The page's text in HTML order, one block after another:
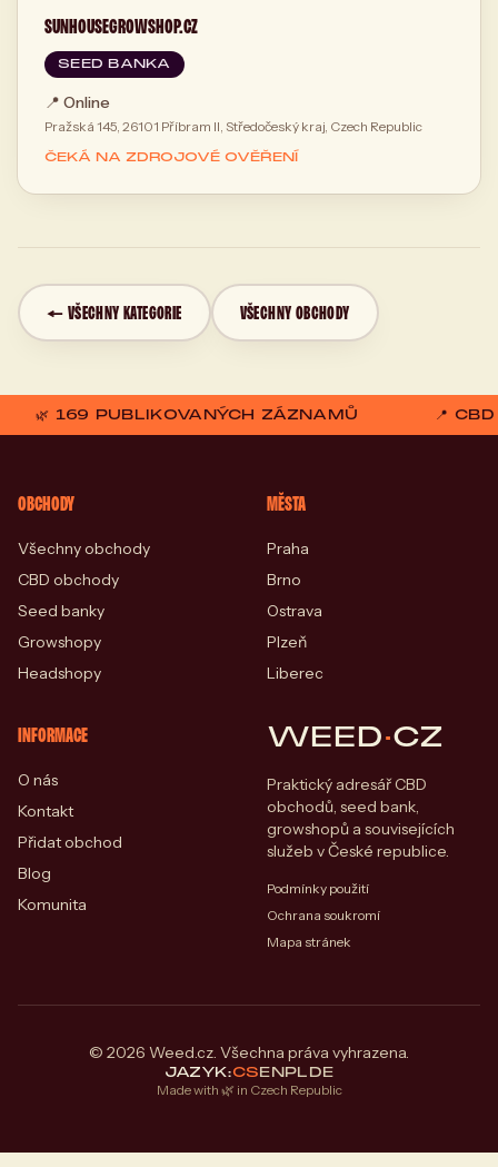
SUNHOUSEGROWSHOP.CZ
SEED BANKA
📍 Online
Pražská 145, 26101 Příbram II, Středočeský kraj, Czech Republic
ČEKÁ NA ZDROJOVÉ OVĚŘENÍ
← VŠECHNY KATEGORIE VŠECHNY OBCHODY
🌿 169 PUBLIKOVANÝCH ZÁZNAMŮ 📍
OBCHODY
Všechny obchody
CBD obchody
Seed banky
Growshopy
Headshopy
MĚSTA
Praha
Brno
Ostrava
Plzeň
Liberec
INFORMACE
O nás
Kontakt
Přidat obchod
Blog
Komunita
WEED·CZ
Praktický adresář CBD
obchodů, seed bank,
growshopů a souvisejících
služeb v České republice.
Podmínky použití
Ochrana soukromí
Mapa stránek
© 2026 Weed.cz. Všechna práva vyhrazena.
JAZYK:CSENPLDE
Made with 🌿 in Czech Republic